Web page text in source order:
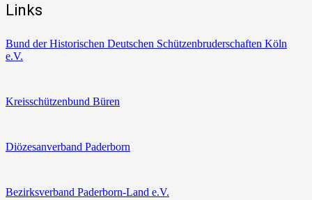
Links
Bund der Historischen Deutschen Schützenbruderschaften Köln
e.V.
Kreisschützenbund Büren
Diözesanverband Paderborn
Bezirksverband Paderborn-Land e.V.